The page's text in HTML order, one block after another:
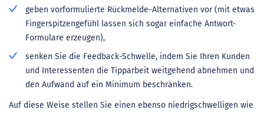
geben vorformulierte Rückmelde-Alternativen vor (mit etwas
Fingerspitzengefühl lassen sich sogar einfache Antwort-
Formulare erzeugen),
senken Sie die Feedback-Schwelle, indem Sie Ihren Kunden
und Interessenten die Tipparbeit weitgehend abnehmen und
den Aufwand auf ein Minimum beschränken.
Auf diese Weise stellen Sie einen ebenso niedrigschwelligen wie